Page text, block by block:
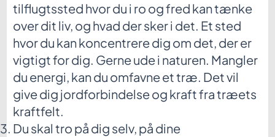
tilflugtssted hvor du i ro og fred kan tænke
over dit liv, og hvad der sker i det. Et sted
hvor du kan koncentrere dig om det, der er
vigtigt for dig. Gerne ude i naturen. Mangler
du energi, kan du omfavne et træ. Det vil
give dig jordforbindelse og kraft fra træets
kraftfelt.
Du skal tro på dig selv, på dine